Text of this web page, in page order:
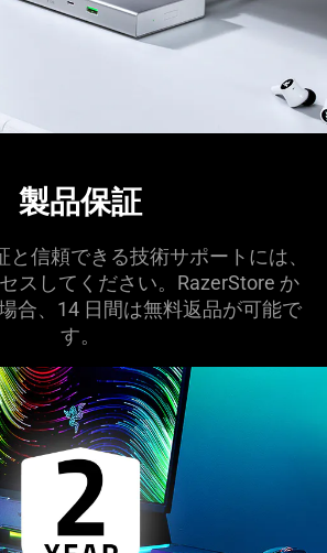
製品保証
と信頼できる技術サポートには、
スしてください。RazerStore か
合、14 日間は無料返品が可能で
す。